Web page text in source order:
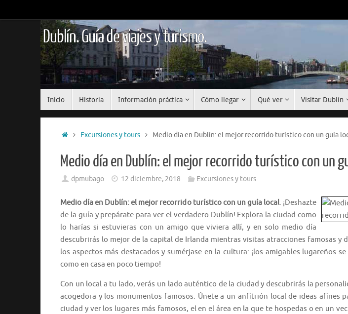
al
Dublín. Guía de viajes y turismo.
Inicio Historia Información práctica Cómo llegar Qué ver Visitar Dublín
InicioExcursiones y tours Medio día en Dublín: el mejor recorrido turístico con un guía
Medio día en Dublín: el mejor recorrido turístico con un
dpmubago 12 diciembre, 2018 Excursiones y tours
Medio día en Dublín: el mejor recorrido turístico con un guía local. ¡Deshazte
de la guía y prepárate para ver el verdadero Dublín! Explora la ciudad como
lo harías si estuvieras con un amigo que viviera allí, y en solo medio día
descubrirás lo mejor de la capital de Irlanda mientras visitas atracciones famosas y
los aspectos más destacados y sumérjase en la cultura: ¡los amigables lugareños
como en casa en poco tiempo!
Con un local a tu lado, verás un lado auténtico de la ciudad y descubrirás la
acogedora y los monumentos famosos. Únete a un anfitrión local de ideas afines
ciudad y ver los lugares más famosos, el en el área en la que te hospedas o en un